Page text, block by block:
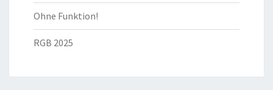
Ohne Funktion!
RGB 2025